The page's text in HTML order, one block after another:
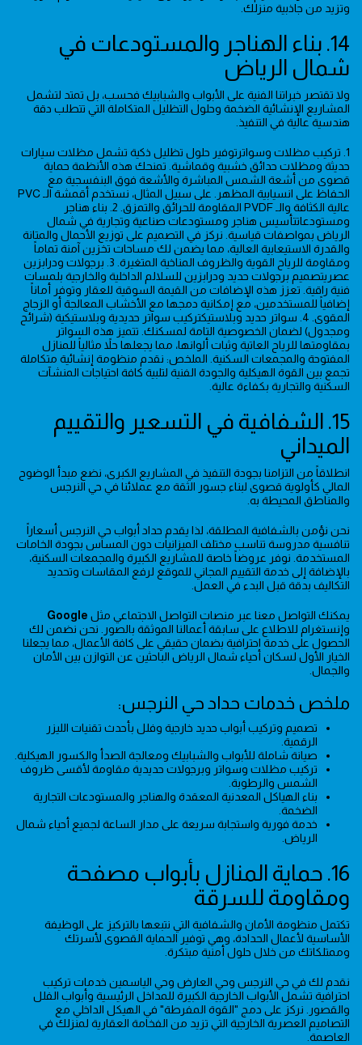
وتزيد من جاذبية منزلك.
14. بناء الهناجر والمستودعات في
شمال الرياض
ولا تقتصر خبراتنا الفنية على الأبواب والشبابيك فحسب، بل تمتد لتشمل
المشاريع الإنشائية الضخمة وحلول التظليل المتكاملة التي تتطلب دقة
هندسية عالية في التنفيذ.
1. تركيب مظلات وسواترتوفير حلول تظليل ذكية تشمل مظلات سيارات
حديثة ومظلات حدائق خشبية وقماشية. تمنحك هذه الأنظمة حماية
قصوى من أشعة الشمس المباشرة والأشعة فوق البنفسجية مع
الحفاظ على انسيابية المظهر. على سبيل المثال، نستخدم أقمشة الـ PVC
عالية الكثافة والـ PVDF المقاومة للحرائق والتمزق. 2. بناء هناجر
ومستودعاتتأسيس هناجر ومستودعات صناعية وتجارية في شمال
الرياض بمواصفات قياسية. نركز في التصميم على توزيع الأحمال والمتانة
والقدرة الاستيعابية العالية، مما يضمن لك مساحات تخزين آمنة تماماً
ومقاومة للرياح القوية والظروف المناخية المتغيرة. 3. برجولات ودرابزين
عصريتصميم برجولات حديد ودرابزين للسلالم الداخلية والخارجية بلمسات
فنية راقية. تعزز هذه الإضافات من القيمة السوقية للعقار وتوفر أماناً
إضافياً للمستخدمين، مع إمكانية دمجها مع الأخشاب المعالجة أو الزجاج
المقوى. 4. سواتر حديد وبلاستيكتركيب سواتر حديدية وبلاستيكية (شرائح
ومجدول) لضمان الخصوصية التامة لمسكنك. تتميز هذه السواتر
بمقاومتها للرياح العاتية وثبات ألوانها، مما يجعلها حلاً مثالياً للمنازل
المفتوحة والمجمعات السكنية. الملخص: نقدم منظومة إنشائية متكاملة
تجمع بين القوة الهيكلية والجودة الفنية لتلبية كافة احتياجات المنشآت
السكنية والتجارية بكفاءة عالية.
15. الشفافية في التسعير والتقييم
الميداني
انطلاقاً من التزامنا بجودة التنفيذ في المشاريع الكبرى، نضع مبدأ الوضوح
المالي كأولوية قصوى لبناء جسور الثقة مع عملائنا في حي النرجس
والمناطق المحيطة به.
نحن نؤمن بالشفافية المطلقة، لذا يقدم حداد أبواب حي النرجس أسعاراً
تنافسية مدروسة تناسب مختلف الميزانيات دون المساس بجودة الخامات
المستخدمة. نوفر عروضاً خاصة للمشاريع الكبيرة والمجمعات السكنية،
بالإضافة إلى خدمة التقييم المجاني للموقع لرفع المقاسات وتحديد
التكاليف بدقة قبل البدء في العمل.
يمكنك التواصل معنا عبر منصات التواصل الاجتماعي مثل Google
وإنستغرام للاطلاع على سابقة أعمالنا الموثقة بالصور. نحن نضمن لك
الحصول على خدمة احترافية بضمان حقيقي على كافة الأعمال، مما يجعلنا
الخيار الأول لسكان أحياء شمال الرياض الباحثين عن التوازن بين الأمان
والجمال.
ملخص خدمات حداد حي النرجس:
تصميم وتركيب أبواب حديد خارجية وفلل بأحدث تقنيات الليزر
الرقمية.
صيانة شاملة للأبواب والشبابيك ومعالجة الصدأ والكسور الهيكلية.
تركيب مظلات وسواتر وبرجولات حديدية مقاومة لأقسى ظروف
الشمس والرطوبة.
بناء الهياكل المعدنية المعقدة والهناجر والمستودعات التجارية
الضخمة.
خدمة فورية واستجابة سريعة على مدار الساعة لجميع أحياء شمال
الرياض.
16. حماية المنازل بأبواب مصفحة
ومقاومة للسرقة
تكتمل منظومة الأمان والشفافية التي نتبعها بالتركيز على الوظيفة
الأساسية لأعمال الحدادة، وهي توفير الحماية القصوى لأسرتك
وممتلكاتك من خلال حلول أمنية مبتكرة.
نقدم لك في حي النرجس وحي العارض وحي الياسمين خدمات تركيب
احترافية تشمل الأبواب الخارجية الكبيرة للمداخل الرئيسية وأبواب الفلل
والقصور. نركز على دمج "القوة المفرطة" في الهيكل الداخلي مع
التصاميم العصرية الخارجية التي تزيد من الفخامة العقارية لمنزلك في
العاصمة.